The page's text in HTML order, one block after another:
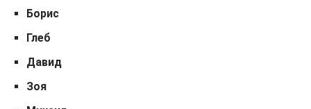
Борис
Глеб
Давид
Зоя